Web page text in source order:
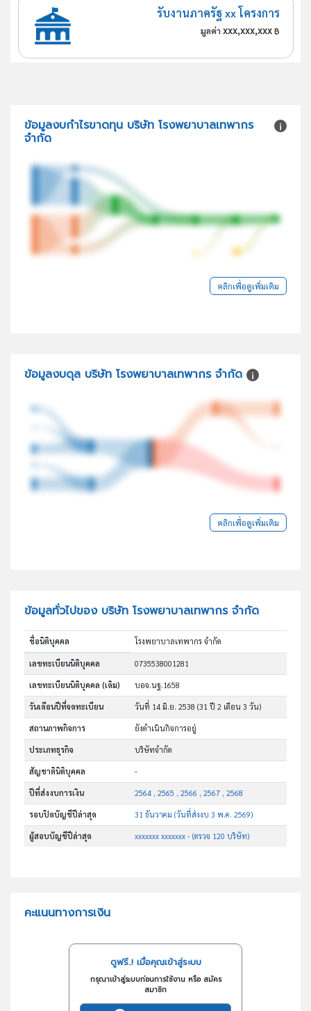
รับงานภาครัฐ xx โครงการ
มูลค่า xxx,xxx,xxx ฿
ข้อมูลงบกำไรขาดทุน บริษัท โรงพยาบาลเทพากร
จำกัด
คลิกเพื่อดูเพิ่มเติม
ข้อมูลงบดุล บริษัท โรงพยาบาลเทพากร จำกัด
คลิกเพื่อดูเพิ่มเติม
ข้อมูลทั่วไปของ บริษัท โรงพยาบาลเทพากร จำกัด
ชื่อนิติบุคคล โรงพยาบาลเทพากร จำกัด
เลขทะเบียนนิติบุคคล 0735538001281
เลขทะเบียนนิติบุคคล (เดิม) บอจ.นฐ.1658
วันเดือนปีที่จดทะเบียน วันที่ 14 มิ.ย. 2538(31 ปี 2 เดือน 3 วัน)
สถานภาพกิจการ ยังดำเนินกิจการอยู่
ประเภทธุรกิจ บริษัทจำกัด
สัญชาตินิติบุคคล -
ปีที่ส่งงบการเงิน 2564 , 2565 , 2566 , 2567 , 2568
รอบปิดบัญชีปีล่าสุด 31 ธันวาคม (วันที่ส่งงบ 3 พ.ค. 2569)
ผู้สอบบัญชีปีล่าสุด xxxxxxx xxxxxxx - (ตรวจ 120 บริษัท)
คะแนนทางการเงิน
ดูฟรี..! เมื่อคุณเข้าสู่ระบบ
กรุณาเข้าสู่ระบบก่อนการใช้งาน หรือ สมัคร
สมาชิก